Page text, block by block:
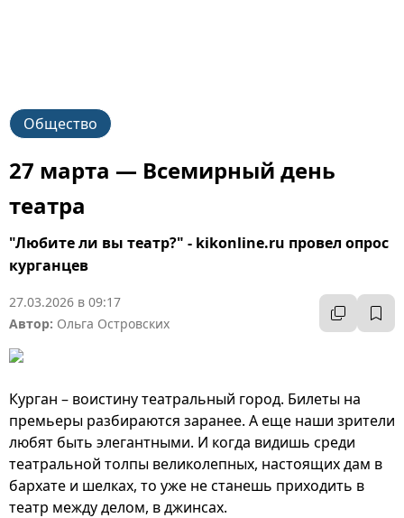
Общество
27 марта — Всемирный день
театра
"Любите ли вы театр?" - kikonline.ru провел опрос
курганцев
27.03.2026 в 09:17
Автор: Ольга Островских
Курган – воистину театральный город. Билеты на
премьеры разбираются заранее. А еще наши зрители
любят быть элегантными. И когда видишь среди
театральной толпы великолепных, настоящих дам в
бархате и шелках, то уже не станешь приходить в
театр между делом, в джинсах.